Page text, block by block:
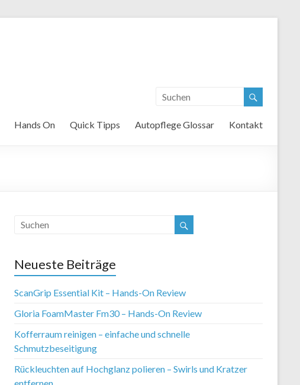
Hands On Quick Tipps Autopflege Glossar Kontakt
Neueste Beiträge
ScanGrip Essential Kit – Hands-On Review
Gloria FoamMaster Fm30 – Hands-On Review
Kofferraum reinigen – einfache und schnelle
Schmutzbeseitigung
Rückleuchten auf Hochglanz polieren – Swirls und Kratzer